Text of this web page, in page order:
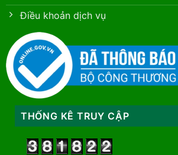
Điều khoản dịch vụ
THỐNG KÊ TRUY CẬP